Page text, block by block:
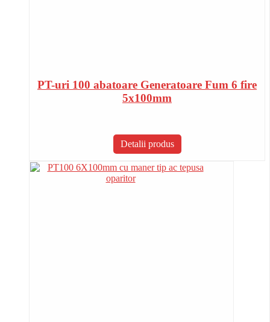
PT-uri 100 abatoare Generatoare Fum 6 fire
5x100mm
Detalii produs